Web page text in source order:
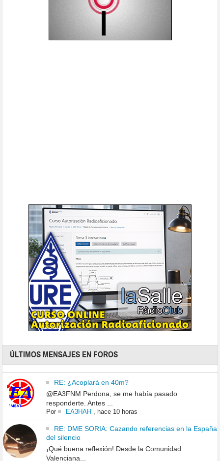
ÚLTIMOS MENSAJES EN FOROS
RE: ¿Acoplará en 40m?
@EA3FNM Perdona, se me había pasado
responderte. Antes ...
Por EA3HAH, hace 10 horas
RE: DME SORIA: Cazando referencias en la España
del silencio
¡Qué buena reflexión! Desde la Comunidad
Valenciana...